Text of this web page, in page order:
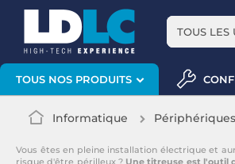
TOUS LES
TOUS NOS PRODUITS
Informatique Périphériques
Vous êtes en pleine installation électrique et
risque d'être périlleux ? Une titreuse est l'outil